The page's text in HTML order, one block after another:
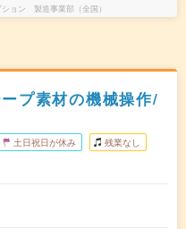
ョン 製造事業部（全国）
プ素材の機械操作/
土日祝日が休み 残業なし